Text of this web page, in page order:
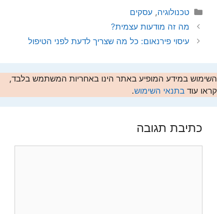
קטגוריות
טכנולוגיה, עסקים
מה זה מודעות עצמית?
עיסוי פירנאום: כל מה שצריך לדעת לפני הטיפול
השימוש במידע המופיע באתר הינו באחריות המשתמש בלבד,
קראו עוד בתנאי השימוש.
כתיבת תגובה